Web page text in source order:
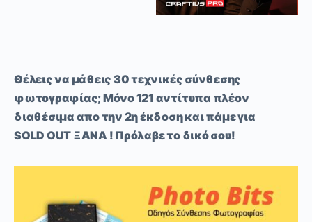
Θέλεις να μάθεις 30 τεχνικές σύνθεσης
φωτογραφίας; Μόνο 121 αντίτυπα πλέον
διαθέσιμα απο την 2η έκδοση και πάμε για
SOLD OUT ΞΑΝΑ ! Πρόλαβε το δικό σου!